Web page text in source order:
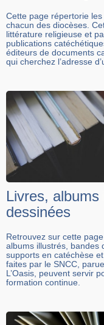
Cette page répertorie
chacun des diocèses.
littérature religieuse et
publications
éditeurs de documents
qui cherchez l’adresse
Livres,
dessinées
Retrouvez sur cette
albums illustrés, bandes
supports en catéchèse
faites par le SNCC,
L’Oasis, peuvent servir
formation continue.